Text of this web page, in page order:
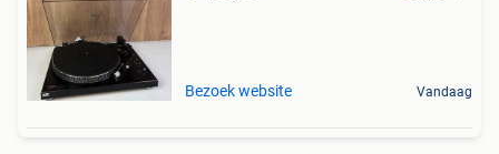
Bezoek website Vandaag